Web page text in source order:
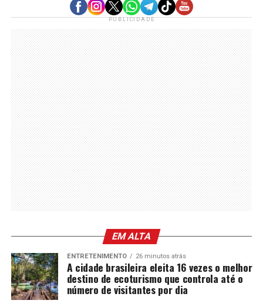
PUBLICIDADE
EM ALTA
ENTRETENIMENTO 26 minutos atrás
A cidade brasileira eleita 16 vezes o melhor
destino de ecoturismo que controla até o
número de visitantes por dia